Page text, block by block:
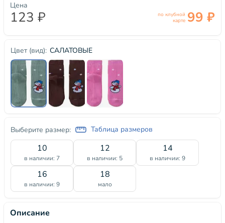
Цвет (вид): САЛАТОВЫЕ
Выберите размер: Таблица размеров
10
в наличии: 7
12
в наличии: 5
14
в наличии: 9
16
в наличии: 9
18
мало
Цена
123 ₽
по клубной
карте 99 ₽
Описание